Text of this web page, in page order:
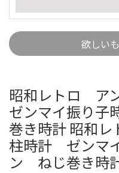
欲しい
昭和レトロ ア
ゼンマイ振り
巻き時計 昭和
柱時計 ゼンマ
ン ねじ巻き時